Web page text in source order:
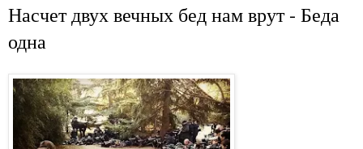
Насчет двух вечных бед нам врут - Беда
одна